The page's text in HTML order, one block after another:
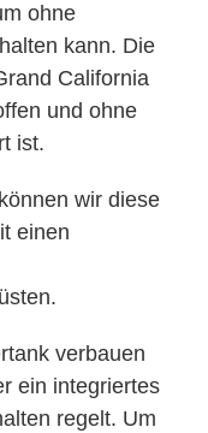
ohne
kann. Die
California
und ohne
ist.
wir diese
einen
verbauen
ein integriertes
regelt. Um